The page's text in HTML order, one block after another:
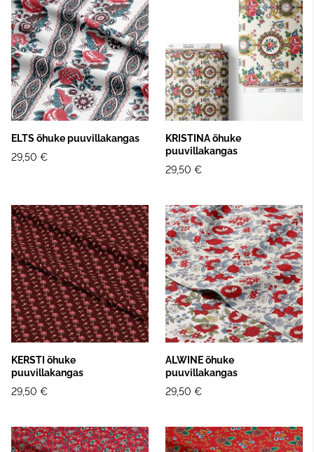
ELTS õhuke puuvillakangas
29,50 €
KRISTINA õhuke
puuvillakangas
29,50 €
KERSTI õhuke
puuvillakangas
29,50 €
ALWINE õhuke
puuvillakangas
29,50 €